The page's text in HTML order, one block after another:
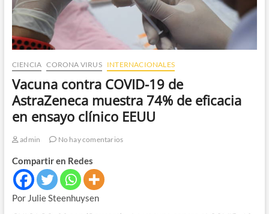
CIENCIA CORONA VIRUS INTERNACIONALES
Vacuna contra COVID-19 de
AstraZeneca muestra 74% de eficacia
en ensayo clínico EEUU
admin No hay comentarios
Compartir en Redes
Por Julie Steenhuysen